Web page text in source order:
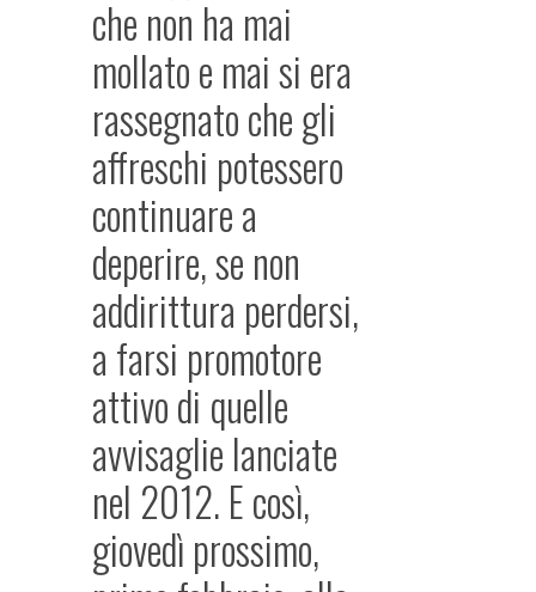
che non ha mai
mollato e mai si era
rassegnato che gli
affreschi potessero
continuare a
deperire, se non
addirittura perdersi,
a farsi promotore
attivo di quelle
avvisaglie lanciate
nel 2012. E così,
giovedì prossimo,